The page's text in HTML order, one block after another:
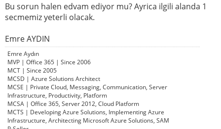
Bu sorun halen edvam ediyor mu? Ayrica ilgili alanda 1
secmemiz yeterli olacak.
Emre AYDIN
Emre Aydın
MVP | Office 365 | Since 2006
MCT | Since 2005
MCSD | Azure Solutions Architect
MCSE | Private Cloud, Messaging, Communication, Server
Infrastructure, Productivity, Platform
MCSA | Office 365, Server 2012, Cloud Platform
MCTS | Developing Azure Solutions, Implementing Azure
Infrastructure, Architecting Microsoft Azure Solutions, SAM